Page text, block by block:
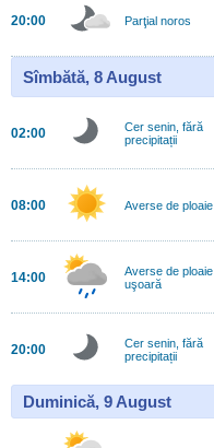
20:00 Parţial noros
Sîmbătă, 8 August
02:00
Cer senin, fără
precipitații
08:00 Averse de ploaie
14:00
Averse de ploaie
uşoară
20:00
Cer senin, fără
precipitații
Duminică, 9 August